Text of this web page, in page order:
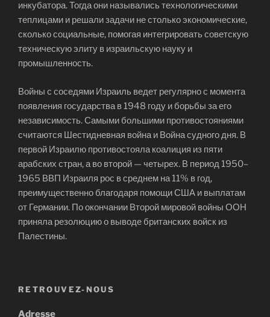
инкубатора. Тогда они назывались технологическими
теплицами и решали задачи не столько экономические,
сколько социальные, помогая интегрировать советскую
техническую элиту в израильскую науку и
промышленность.
Войны с соседями Израиль ведет регулярно с момента
появления государства в 1948 году и борьбы за его
независимость. Самыми большими противостояниями
считаются Шестидневная война и Война судного дня. В
первой Израилю противостояла коалиция из пяти
арабских стран, а во второй — четырех. В период 1950–
1965 ВВП Израиля рос в среднем на 11% в год,
преимущественно благодаря помощи США и выплатам
от Германии. По окончании Второй мировой войны ООН
приняла резолюцию о выводе британских войск из
Палестины.
RETROUVEZ-NOUS
Adresse